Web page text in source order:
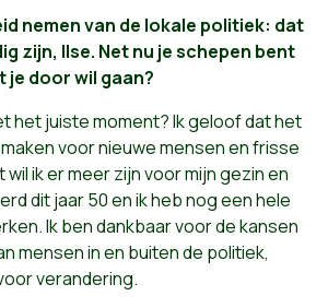
nemen van de lokale politiek: dat
zijn, Ilse. Net nu je schepen bent
je door wil gaan?
het juiste moment? Ik geloof dat het
voor nieuwe mensen en frisse
ik er meer zijn voor mijn gezin en
dit jaar 50 en ik heb nog een hele
Ik ben dankbaar voor de kansen
mensen in en buiten de politiek,
verandering.